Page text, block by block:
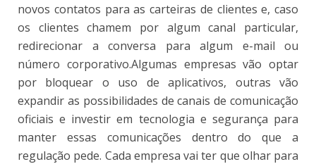
novos contatos para as carteiras de clientes e, caso
os clientes chamem por algum canal particular,
redirecionar a conversa para algum e-mail ou
número corporativo.Algumas empresas vão optar
por bloquear o uso de aplicativos, outras vão
expandir as possibilidades de canais de comunicação
oficiais e investir em tecnologia e segurança para
manter essas comunicações dentro do que a
regulação pede. Cada empresa vai ter que olhar para